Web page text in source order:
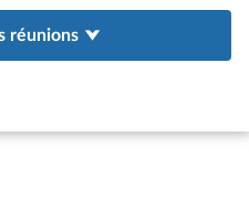
réunions